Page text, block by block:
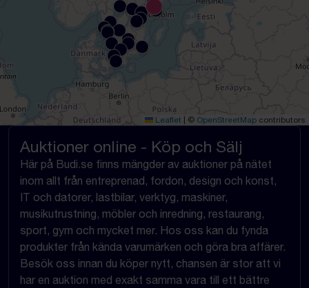
Leaflet | © OpenStreetMap contributors
Auktioner online - Köp och Sälj
Här på Budi.se finns mängder av auktioner på nätet
inom allt från entreprenad, fordon, design och konst,
IT och datorer, lastbilar, verktyg, maskiner,
musikutrustning, möbler och inredning, restaurang,
sport, gym och mycket mer. Hos oss kan du fynda
produkter från kända varumärken och göra bra affärer.
Besök oss innan du köper nytt, chansen är stor att vi
har en auktion med exakt samma vara till ett bättre